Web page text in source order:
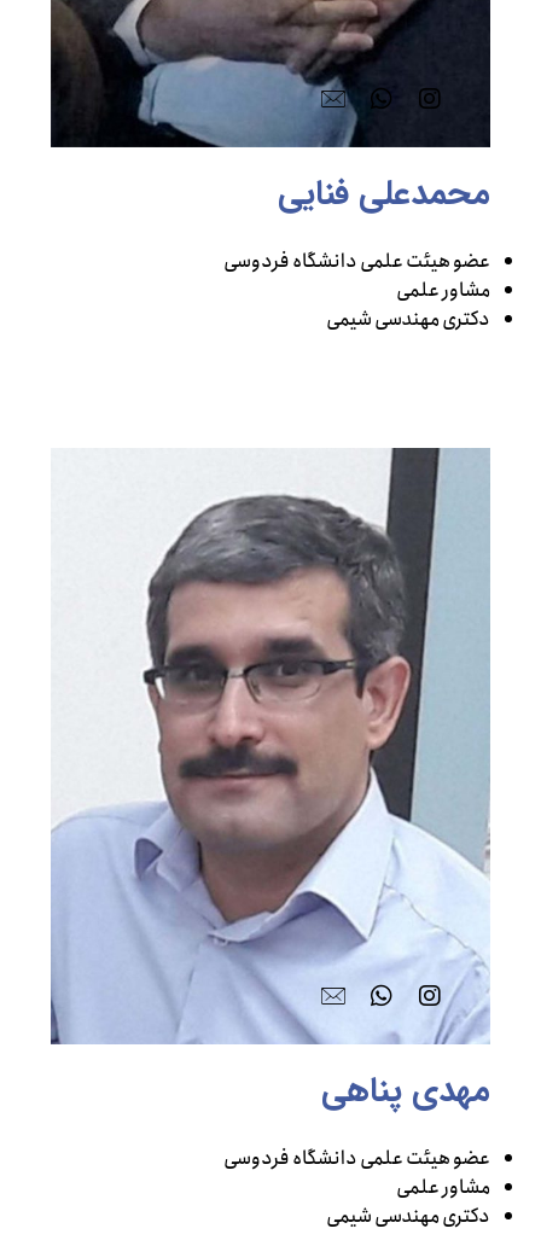
محمدعلی فنایی
عضو هیئت علمی دانشگاه فردوسی
مشاور علمی
دکتری مهندسی شیمی
مهدی پناهی
عضو هیئت علمی دانشگاه فردوسی
مشاور علمی
دکتری مهندسی شیمی